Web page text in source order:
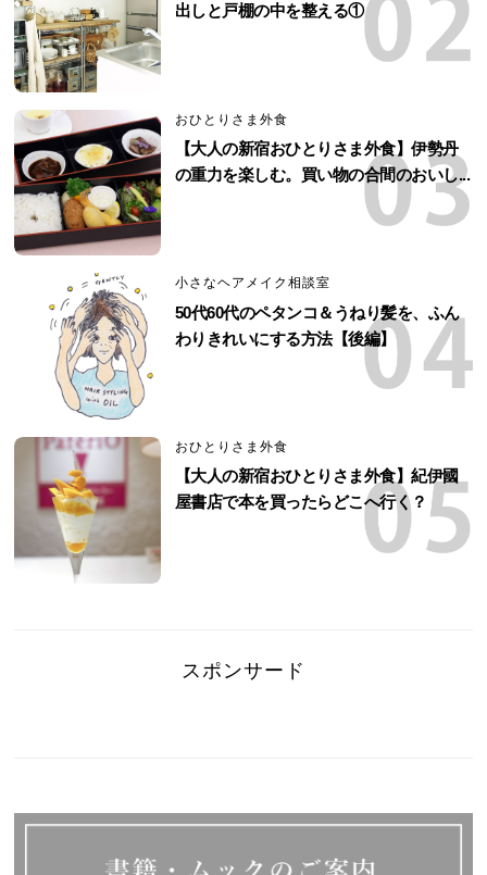
出しと戸棚の中を整える①
おひとりさま外食
【大人の新宿おひとりさま外食】伊勢丹
の重力を楽しむ。買い物の合間のおいし...
小さなヘアメイク相談室
50代60代のペタンコ＆うねり髪を、ふん
わりきれいにする方法【後編】
おひとりさま外食
【大人の新宿おひとりさま外食】紀伊國
屋書店で本を買ったらどこへ行く？
スポンサード